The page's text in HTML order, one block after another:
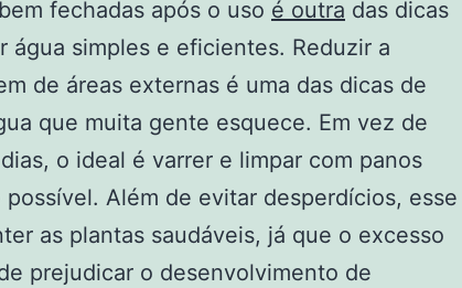
fechadas após o uso é outra das dicas
água simples e eficientes. Reduzir a
de áreas externas é uma das dicas de
que muita gente esquece. Em vez de
o ideal é varrer e limpar com panos
Além de evitar desperdícios, esse
as plantas saudáveis, já que o excesso
prejudicar o desenvolvimento de